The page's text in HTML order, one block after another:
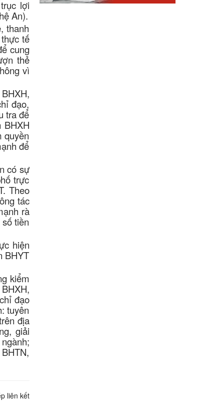
lợi
An).
thanh
tế
cung
thẻ
vì
đạo,
tra để
BHXH
quyền
để
có sự
trực
Theo
tác
rà
tiền
hiện
BHYT
kiểm
đạo
tuyên
địa
giải
liên kết